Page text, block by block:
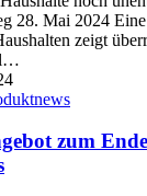
28. Mai 2024
zeigt
zum